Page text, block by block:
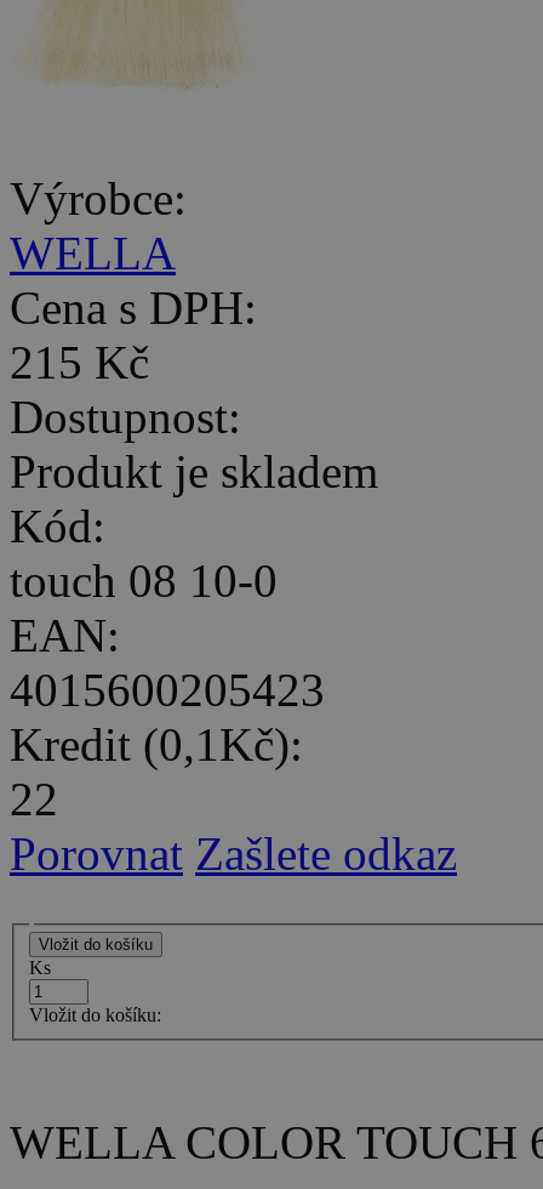
Výrobce:
WELLA
Cena s DPH:
215 Kč
Dostupnost:
Produkt je skladem
Kód:
touch 08 10-0
EAN:
4015600205423
Kredit (0,1Kč):
22
Porovnat Zašlete odkaz
Ks
Vložit do košíku:
WELLA COLOR TOUCH